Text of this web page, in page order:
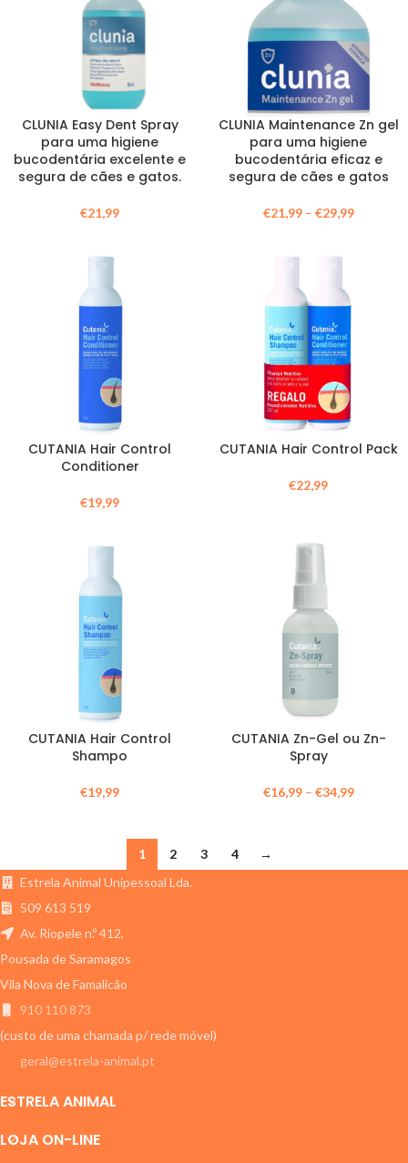
CLUNIA Easy Dent Spray
para uma higiene
bucodentária excelente e
segura de cães e gatos.
€21,99
CLUNIA Maintenance Zn gel
para uma higiene
bucodentária eficaz e
segura de cães e gatos
€21,99– €29,99
CUTANIA Hair Control
Conditioner
€19,99
CUTANIA Hair Control Pack
€22,99
CUTANIA Hair Control
Shampo
€19,99
CUTANIA Zn-Gel ou Zn-
Spray
€16,99– €34,99
1 2 3 4
→
Estrela Animal Unipessoal Lda.
509 613 519
Av. Riopele n.º 412,
Pousada de Saramagos
Vila Nova de Famalicão
910 110 873
(custo de uma chamada p/ rede móvel)
geral@estrela-animal.pt
ESTRELA ANIMAL
LOJA ON-LINE